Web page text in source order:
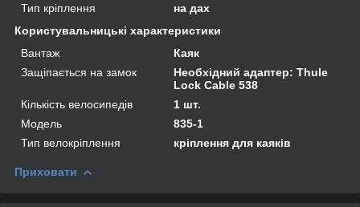
Тип кріплення
на дах
Користувальницькі характеристики
Вантаж
Каяк
Защіпається на замок
Необхідний адаптер: Thule
Lock Cable 538
Кількість велосипедів
1 шт.
Мoдель
835-1
Тип велокріплення
кріплення для каяків
Приховати